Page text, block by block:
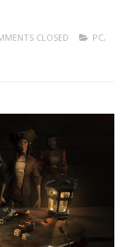
CLOSED PC,